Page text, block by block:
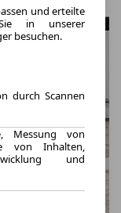
und erteilte
in unserer
besuchen.
durch Scannen
Messung von
von Inhalten,
und